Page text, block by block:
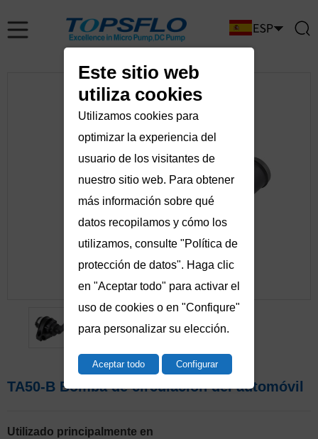
TA50-B Bomba de circulación del automóvil
Utilizado principalmente en
Este sitio web
utiliza cookies
Utilizamos cookies para
optimizar la experiencia del
usuario de los visitantes de
nuestro sitio web. Para obtener
más información sobre qué
datos recopilamos y cómo los
utilizamos, consulte "Política de
protección de datos". Haga clic
en "Aceptar todo" para activar el
uso de cookies o en "Confiqure"
para personalizar su elección.
Aceptar todo Configurar